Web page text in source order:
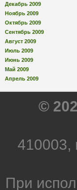
Декабрь 2009
Ноябрь 2009
Октябрь 2009
Сентябрь 2009
Август 2009
Июль 2009
Июнь 2009
Май 2009
Апрель 2009
©
410003,
При